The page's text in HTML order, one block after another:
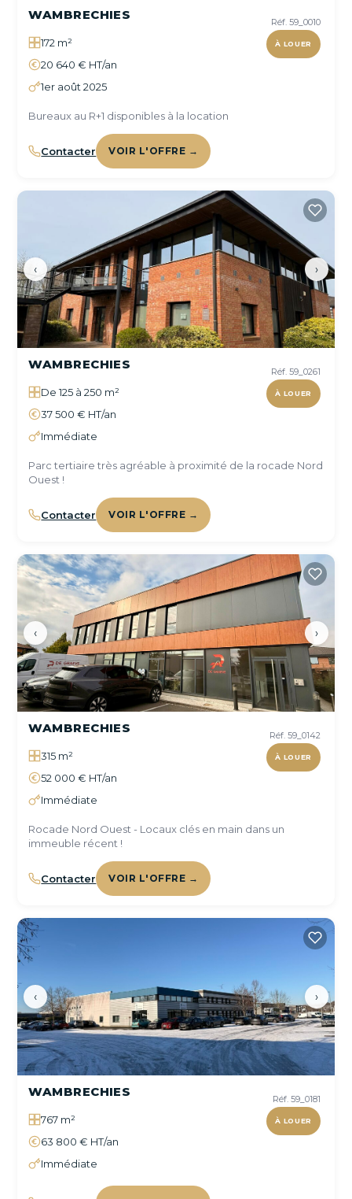
Réf. 59_0010
À LOUER
WAMBRECHIES
172 m²
20 640 € HT/an
1er août 2025
Bureaux au R+1 disponibles à la location
Contacter VOIR L'OFFRE →
‹ ›
Réf. 59_0261
À LOUER
WAMBRECHIES
De 125 à 250 m²
37 500 € HT/an
Immédiate
Parc tertiaire très agréable à proximité de la rocade Nord
Ouest !
Contacter VOIR L'OFFRE →
‹ ›
Réf. 59_0142
À LOUER
WAMBRECHIES
315 m²
52 000 € HT/an
Immédiate
Rocade Nord Ouest - Locaux clés en main dans un
immeuble récent !
Contacter VOIR L'OFFRE →
‹ ›
Réf. 59_0181
À LOUER
WAMBRECHIES
767 m²
63 800 € HT/an
Immédiate